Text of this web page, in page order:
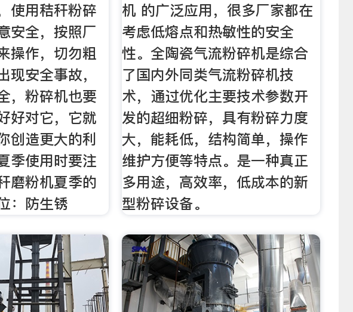
使用秸秆粉碎
安全，按照厂
操作，切勿粗
现安全事故，
，粉碎机也要
好对它，它就
创造更大的利
季使用时要注
磨粉机夏季的
：防生锈
机 的广泛应用，很多厂家都在
考虑低熔点和热敏性的安全
性。全陶瓷气流粉碎机是综合
了国内外同类气流粉碎机技
术，通过优化主要技术参数开
发的超细粉碎，具有粉碎力度
大，能耗低，结构简单，操作
维护方便等特点。是一种真正
多用途，高效率，低成本的新
型粉碎设备。